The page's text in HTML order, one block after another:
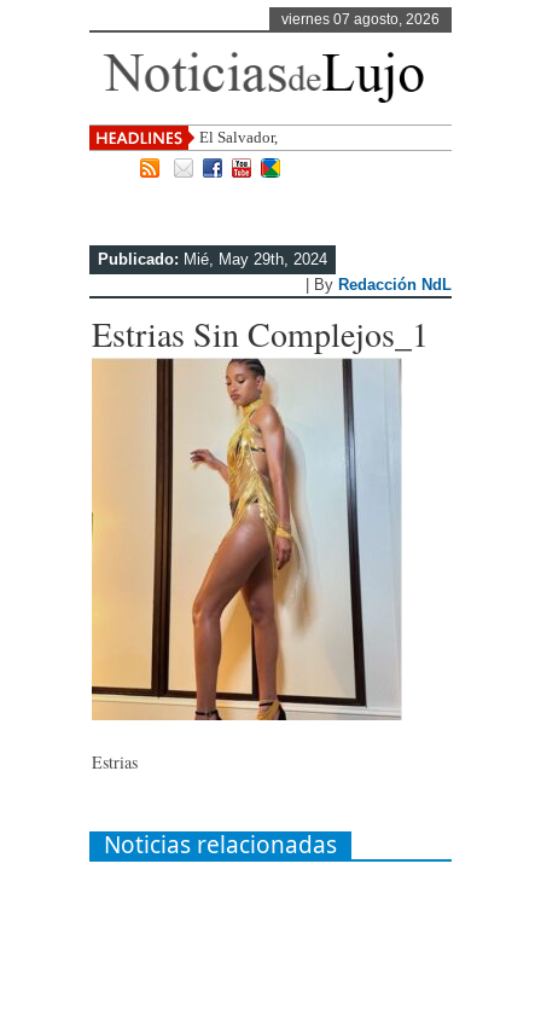
viernes 07 agosto, 2026
El Salvador, uno de los destinos con
Publicado: Mié, May 29th, 2024
| By Redacción NdL
Estrias Sin Complejos_1
Estrias
Noticias relacionadas